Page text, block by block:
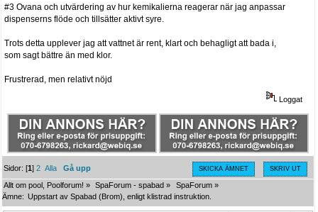
#3 Ovana och utvärdering av hur kemikalierna reagerar när jag anpassar
dispenserns flöde och tillsätter aktivt syre.
Trots detta upplever jag att vattnet är rent, klart och behagligt att bada i,
som sagt bättre än med klor.
Frustrerad, men relativt nöjd
Loggat
SKICKA ÄMNET SKRIV UT
Sidor: [1]2 Alla
Gå upp
Allt om pool, Poolforum! » SpaForum - spabad » SpaForum»
Ämne: Uppstart av Spabad (Brom), enligt klistrad instruktion.